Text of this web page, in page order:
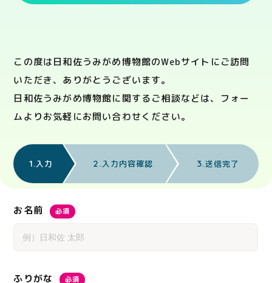
この度は日和佐うみがめ博物館のWebサイトにご訪問
いただき、ありがとうございます。
日和佐うみがめ博物館に関するご相談などは、フォー
ムよりお気軽にお問い合わせください。
1.入力 2.入力内容確認 3.送信完了
お名前 必須
ふりがな 必須